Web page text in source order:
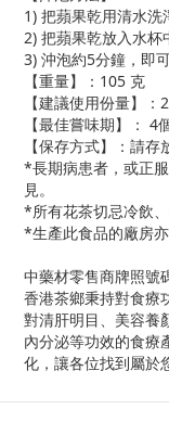
1) 把蘋果乾用清水洗
2) 把蘋果乾放入水杯
3) 沖泡約5分鐘，即可
【重量】：105 克
【建議使用份量】：
【最佳嘗味期】： 4
【保存方式】：請
*長期病患者，或正
見。
*所有花茶切忌冷飲
*生產此食品的廠房
中藥材零售商牌照號
香港茶鄉秉持對食療
對清肝明目、美容養
內分泌等功效的食療
化，讓各位找到屬於